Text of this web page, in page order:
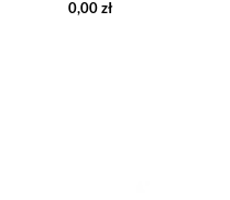
0,00 zł